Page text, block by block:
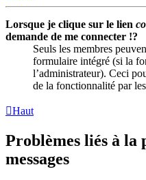
Lorsque je clique sur le lien
demande de me connecter !?
Seuls les membres
formulaire intégré (si la
l’administrateur). Ceci
de la fonctionnalité par
Haut
Problèmes liés à la
messages